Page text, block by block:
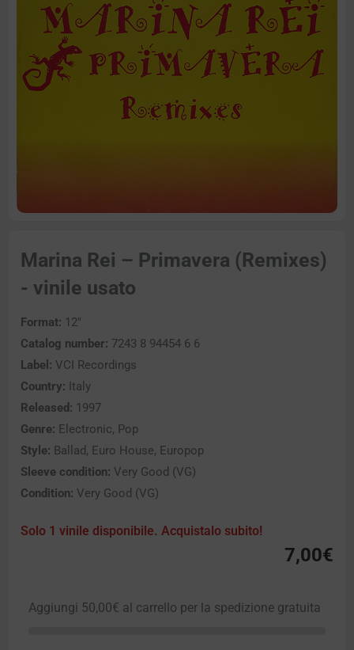
Marina Rei – Primavera (Remixes)
- vinile usato
Format: 12″
Catalog number: 7243 8 94454 6 6
Label: VCI Recordings
Country: Italy
Released: 1997
Genre: Electronic, Pop
Style: Ballad, Euro House, Europop
Sleeve condition: Very Good (VG)
Condition: Very Good (VG)
Solo 1 vinile disponibile. Acquistalo subito!
7,00€
Aggiungi 50,00€ al carrello per la spedizione gratuita